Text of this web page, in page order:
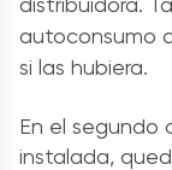
autoconsumo
si las hubiera.
En el segundo
instalada,